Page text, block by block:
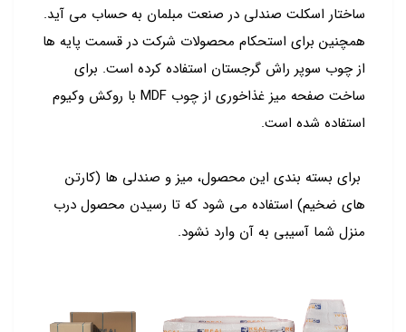
ساختار اسکلت صندلی در صنعت مبلمان به حساب می آید.
همچنین برای استحکام محصولات شرکت در قسمت پایه ها
از چوب سوپر راش گرجستان استفاده کرده است. برای
ساخت صفحه میز غذاخوری از چوب MDF با روکش وکیوم
استفاده شده است.
برای بسته بندی این محصول، میز و صندلی ها (کارتن
های ضخیم) استفاده می شود که تا رسیدن محصول درب
منزل شما آسیبی به آن وارد نشود.